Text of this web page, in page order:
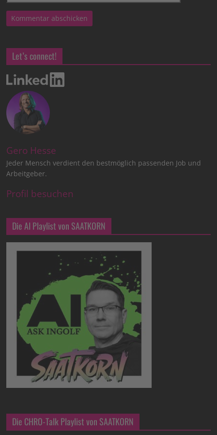
Let’s connect!
Gero Hesse
Jeder Mensch verdient den bestmöglich passenden Job und
Arbeitgeber.
Profil besuchen
Die AI Playlist von SAATKORN
Die CHRO-Talk Playlist von SAATKORN